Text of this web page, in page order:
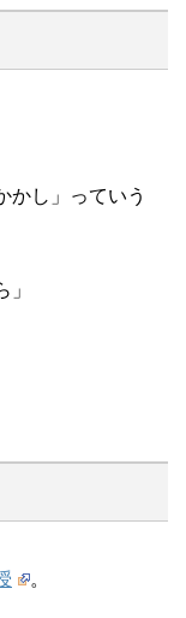
かし」っていう
。